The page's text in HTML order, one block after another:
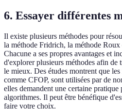
6. Essayer différentes
Il existe plusieurs méthodes pour
la méthode Fridrich, la méthode Roux
Chacune a ses propres avantages et
d'explorer plusieurs méthodes afin
le mieux. Des études montrent que
comme CFOP, sont utilisées par de
elles demandent une certaine
algorithmes. Il peut être bénéfique
faire votre choix.